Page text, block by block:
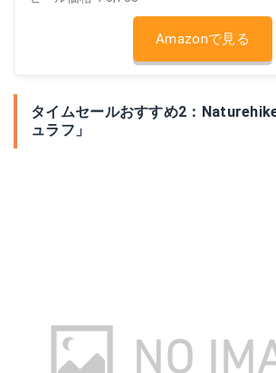
Amazonで見る
タイムセールおすすめ2：
ュラフ」